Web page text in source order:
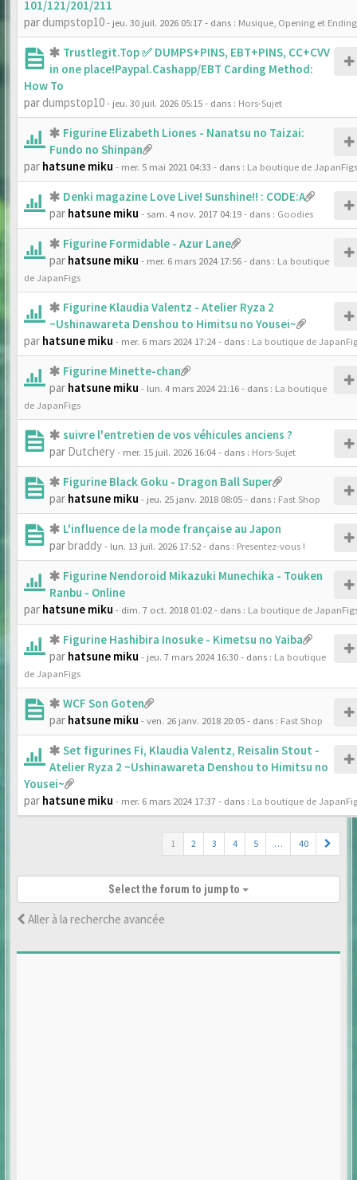
101/121/201/211
par dumpstop10- jeu. 30 juil. 2026 05:17- dans : Musique, Opening et Ending
Trustlegit.Top ✅ DUMPS+PINS, EBT+PINS, CC+CVV
in one place!Paypal.Cashapp/EBT Carding Method:
How To
par dumpstop10- jeu. 30 juil. 2026 05:15- dans : Hors-Sujet
Figurine Elizabeth Liones - Nanatsu no Taizai:
Fundo no Shinpan
par hatsune miku - mer. 5 mai 2021 04:33 - dans : La boutique de JapanFigs
Denki magazine Love Live! Sunshine!! : CODE:A
par hatsune miku - sam. 4 nov. 2017 04:19- dans : Goodies
Figurine Formidable - Azur Lane
par hatsune miku - mer. 6 mars 2024 17:56- dans : La boutique
de JapanFigs
Figurine Klaudia Valentz - Atelier Ryza 2
~Ushinawareta Denshou to Himitsu no Yousei~
par hatsune miku - mer. 6 mars 2024 17:24- dans : La boutique de
Figurine Minette-chan
par hatsune miku - lun. 4 mars 2024 21:16- dans : La boutique
de JapanFigs
suivre l'entretien de vos véhicules anciens ?
par Dutchery- mer. 15 juil. 2026 16:04- dans : Hors-Sujet
Figurine Black Goku - Dragon Ball Super
par hatsune miku - jeu. 25 janv. 2018 08:05- dans : Fast Shop
L'influence de la mode française au Japon
parbraddy- lun. 13 juil. 2026 17:52- dans : Presentez-vous !
Figurine Nendoroid Mikazuki Munechika - Touken
Ranbu - Online
par hatsune miku - dim. 7 oct. 2018 01:02- dans : La boutique de
Figurine Hashibira Inosuke - Kimetsu no Yaiba
par hatsune miku - jeu. 7 mars 2024 16:30- dans : La boutique
de JapanFigs
WCF Son Goten
par hatsune miku - ven. 26 janv. 2018 20:05- dans : Fast Shop
Set figurines Fi, Klaudia Valentz, Reisalin Stout -
Atelier Ryza 2 ~Ushinawareta Denshou to Himitsu no
Yousei~
par hatsune miku - mer. 6 mars 2024 17:37- dans : La boutique de
1 2 3 4 5 … 40
Select the forum to jump to
Aller à la recherche avancée